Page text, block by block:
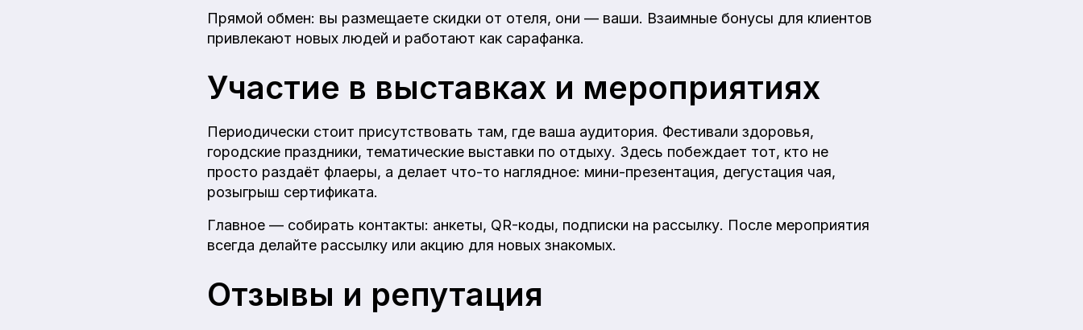
Прямой обмен: вы размещаете скидки от отеля, они — ваши. Взаимные бонусы для клиентов
привлекают новых людей и работают как сарафанка.
Участие в выставках и мероприятиях
Периодически стоит присутствовать там, где ваша аудитория. Фестивали здоровья,
городские праздники, тематические выставки по отдыху. Здесь побеждает тот, кто не
просто раздаёт флаеры, а делает что-то наглядное: мини-презентация, дегустация чая,
розыгрыш сертификата.
Главное — собирать контакты: анкеты, QR-коды, подписки на рассылку. После мероприятия
всегда делайте рассылку или акцию для новых знакомых.
Отзывы и репутация